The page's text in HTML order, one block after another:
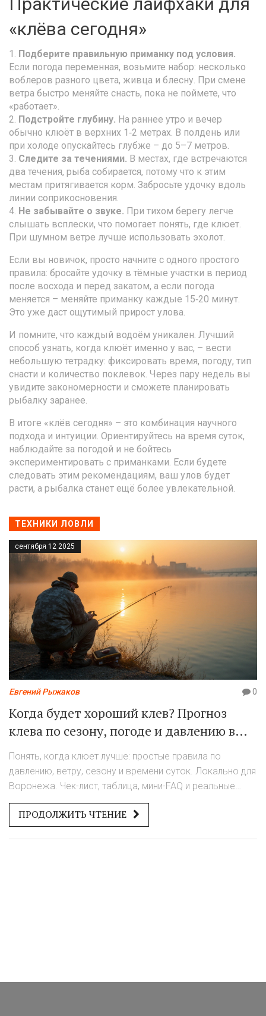
«клёва сегодня»
1. Подберите правильную приманку под условия.
Если погода переменная, возьмите набор: несколько
воблеров разного цвета, живца и блесну. При смене
ветра быстро меняйте снасть, пока не поймете, что
«работает».
2. Подстройте глубину. На раннее утро и вечер
обычно клюёт в верхних 1‑2 метрах. В полдень или
при холоде опускайтесь глубже – до 5–7 метров.
3. Следите за течениями. В местах, где встречаются
два течения, рыба собирается, потому что к этим
местам притягивается корм. Забросьте удочку вдоль
линии соприкосновения.
4. Не забывайте о звуке. При тихом берегу легче
слышать всплески, что помогает понять, где клюет.
При шумном ветре лучше использовать эхолот.
Если вы новичок, просто начните с одного простого
правила: бросайте удочку в тёмные участки в период
после восхода и перед закатом, а если погода
меняется – меняйте приманку каждые 15‑20 минут.
Это уже даст ощутимый прирост улова.
И помните, что каждый водоём уникален. Лучший
способ узнать, когда клюёт именно у вас, – вести
небольшую тетрадку: фиксировать время, погоду, тип
снасти и количество поклевок. Через пару недель вы
увидите закономерности и сможете планировать
рыбалку заранее.
В итоге «клёв сегодня» – это комбинация научного
подхода и интуиции. Ориентируйтесь на время суток,
наблюдайте за погодой и не бойтесь
экспериментировать с приманками. Если будете
следовать этим рекомендациям, ваш улов будет
расти, а рыбалка станет ещё более увлекательной.
ТЕХНИКИ ЛОВЛИ
сентября 12 2025
Евгений Рыжаков 0
Когда будет хороший клев? Прогноз
клева по сезону, погоде и давлению в
Воронеже 2025
Понять, когда клюет лучше: простые правила по
давлению, ветру, сезону и времени суток. Локально для
Воронежа. Чек-лист, таблица, мини-FAQ и реальные
примеры.
ПРОДОЛЖИТЬ ЧТЕНИЕ